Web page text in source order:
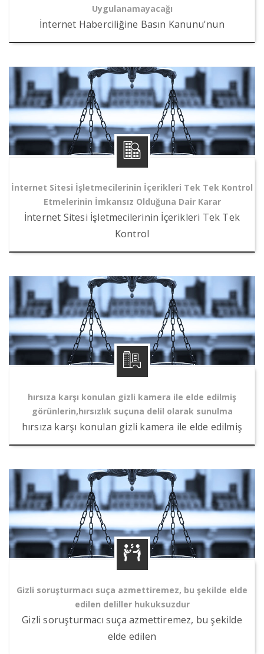
Uygulanamayacağı
İnternet Haberciliğine Basın Kanunu'nun
İnternet Sitesi İşletmecilerinin İçerikleri Tek Tek Kontrol
Etmelerinin İmkansız Olduğuna Dair Karar
İnternet Sitesi İşletmecilerinin İçerikleri Tek Tek
Kontrol
hırsıza karşı konulan gizli kamera ile elde edilmiş
görünlerin,hırsızlık suçuna delil olarak sunulma
hırsıza karşı konulan gizli kamera ile elde edilmiş
Gizli soruşturmacı suça azmettiremez, bu şekilde elde
edilen deliller hukuksuzdur
Gizli soruşturmacı suça azmettiremez, bu şekilde
elde edilen